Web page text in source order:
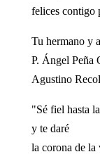
felices contigo
Tu hermano y
P. Ángel Peña
Agustino
"Sé fiel hasta
y te daré
la corona de la